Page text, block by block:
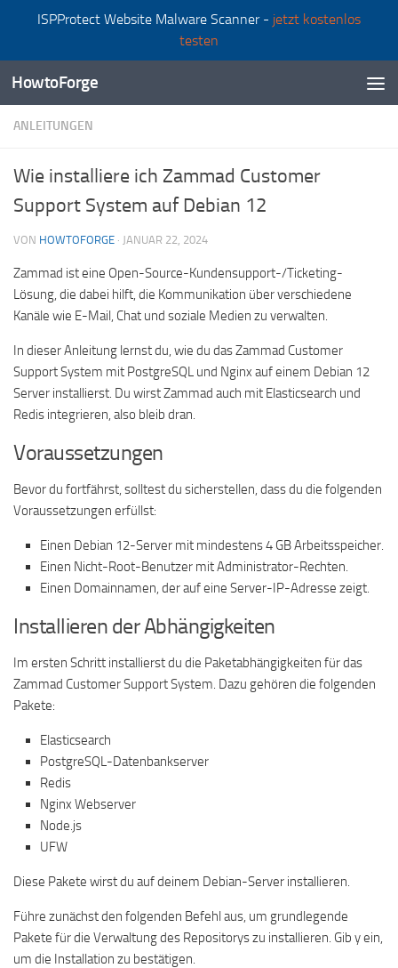
ISPProtect Website Malware Scanner - jetzt kostenlos
testen
Zum Inhalt springen
HowtoForge
ANLEITUNGEN
Wie installiere ich Zammad Customer
Support System auf Debian 12
VON HOWTOFORGE · JANUAR 22, 2024
Zammad ist eine Open-Source-Kundensupport-/Ticketing-
Lösung, die dabei hilft, die Kommunikation über verschiedene
Kanäle wie E-Mail, Chat und soziale Medien zu verwalten.
In dieser Anleitung lernst du, wie du das Zammad Customer
Support System mit PostgreSQL und Nginx auf einem Debian 12
Server installierst. Du wirst Zammad auch mit Elasticsearch und
Redis integrieren, also bleib dran.
Voraussetzungen
Bevor du fortfährst, solltest du sicherstellen, dass du die folgenden
Voraussetzungen erfüllst:
Einen Debian 12-Server mit mindestens 4 GB Arbeitsspeicher.
Einen Nicht-Root-Benutzer mit Administrator-Rechten.
Einen Domainnamen, der auf eine Server-IP-Adresse zeigt.
Installieren der Abhängigkeiten
Im ersten Schritt installierst du die Paketabhängigkeiten für das
Zammad Customer Support System. Dazu gehören die folgenden
Pakete:
Elasticsearch
PostgreSQL-Datenbankserver
Redis
Nginx Webserver
Node.js
UFW
Diese Pakete wirst du auf deinem Debian-Server installieren.
Führe zunächst den folgenden Befehl aus, um grundlegende
Pakete für die Verwaltung des Repositorys zu installieren. Gib y ein,
um die Installation zu bestätigen.